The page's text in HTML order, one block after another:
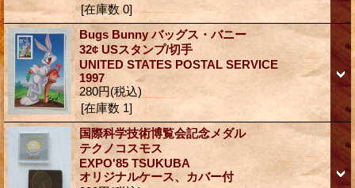
[在庫数 0]
Bugs Bunny バッグス・バニー
32¢ USスタンプ/切手
UNITED STATES POSTAL SERVICE
1997
280円(税込)
[在庫数 1]
国際科学技術博覧会記念メダル
テクノコスモス
EXPO'85 TSUKUBA
オリジナルケース、カバー付